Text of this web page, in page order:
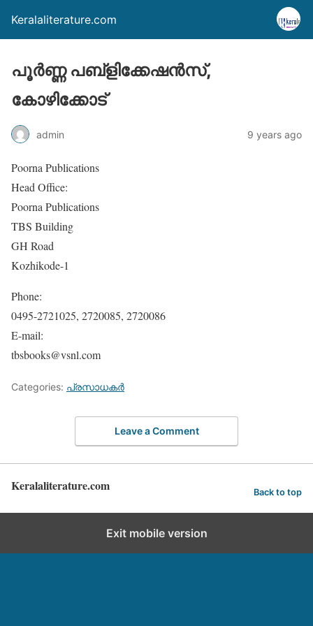
Keralaliterature.com
പൂര്‍ണ്ണ പബ്‌ളിക്കേഷന്‍സ്,
കോഴിക്കോട്‌
admin 9 years ago
Poorna Publications
Head Office:
Poorna Publications
TBS Building
GH Road
Kozhikode-1
Phone:
0495-2721025, 2720085, 2720086
E-mail:
tbsbooks@vsnl.com
Categories: പ്രസാധകര്‍
Leave a Comment
Keralaliterature.com Back to top
Exit mobile version